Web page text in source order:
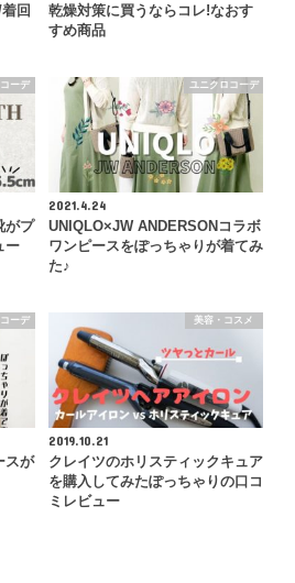
回
乾燥対策に買うならコレ!なおす
すめ商品
ーデ
がプ
ー
ユニクロコーデ
2021.4.24
UNIQLO×JW ANDERSONコラボ
ワンピースをぽっちゃりが着てみ
た♪
ーデ
スが
美容・コスメ
2019.10.21
クレイツのホリスティックキュア
を購入してみたぽっちゃりの口コ
ミレビュー